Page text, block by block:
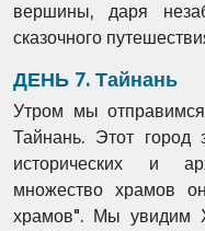
вершины, даря
сказочного
ДЕНЬ 7. Тайнань
Утром мы
Тайнань. Этот город
исторических и
множество храмов
храмов". Мы увидим